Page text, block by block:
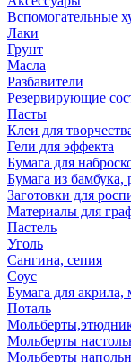
Вспомогательные
Лаки
Грунт
Масла
Разбавители
Резервирующие
Пасты
Клеи для
Гели для эффекта
Бумага для
Бумага из бамбука,
Заготовки для
Материалы для
Пастель
Уголь
Сангина, сепия
Соус
Бумага для акрила,
Поталь
Мольберты
Мольберты